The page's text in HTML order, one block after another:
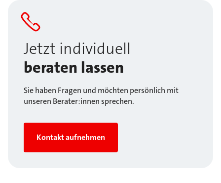
Jetzt individuell
beraten lassen
Sie haben Fragen und möchten persönlich mit
unseren Berater:innen sprechen.
Kontakt aufnehmen